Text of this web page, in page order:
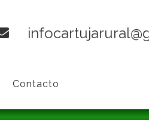
Contacto